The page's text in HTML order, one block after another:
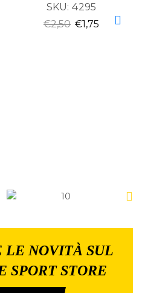
SKU: 4295
€2,50 €1,75
LE NOVITÀ SUL
SPORT STORE